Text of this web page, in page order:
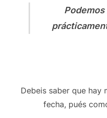
Podemos
Debeis saber que hay
fecha, pués